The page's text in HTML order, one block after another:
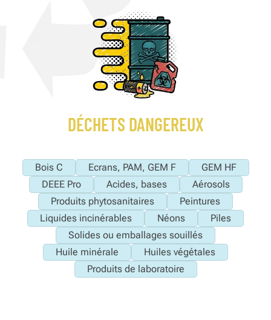
DÉCHETS DANGEREUX
Bois C Ecrans, PAM, GEM F
GEM HF
DEEE Pro
Acides, bases
Aérosols
Produits phytosanitaires
Peintures
Liquides incinérables
Néons
Piles
Solides ou emballages souillés
Huile minérale
Huiles végétales
Produits de laboratoire